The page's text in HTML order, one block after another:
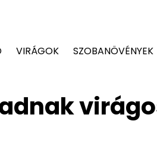
VIRÁGOK SZOBANÖVÉNYEK